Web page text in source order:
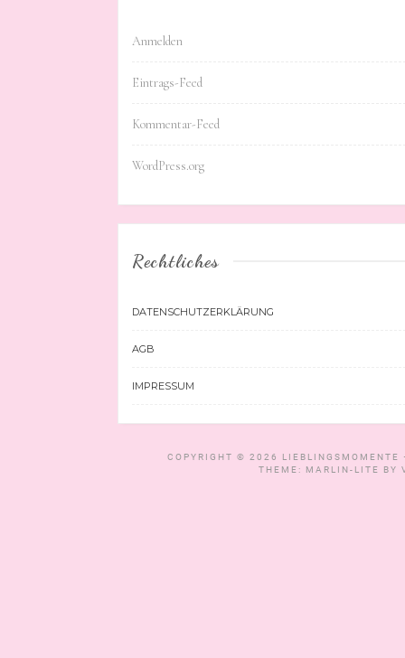
Anmelden
Eintrags-Feed
Kommentar-Feed
WordPress.org
Rechtliches
DATENSCHUTZERKLÄRUNG
AGB
IMPRESSUM
COPYRIGHT © 2026
THEME: MARLIN-LITE BY